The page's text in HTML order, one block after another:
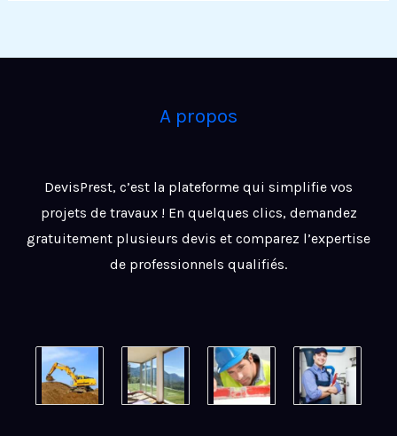
A propos
DevisPrest, c’est la plateforme qui simplifie vos
projets de travaux ! En quelques clics, demandez
gratuitement plusieurs devis et comparez l’expertise
de professionnels qualifiés.